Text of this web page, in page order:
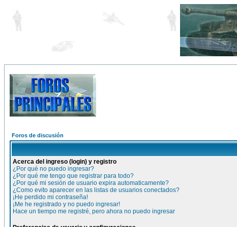
Foros de discusión
Acerca del ingreso (login) y registro
¿Por qué no puedo ingresar?
¿Por qué me tengo que registrar para todo?
¿Por qué mi sesión de usuario expira automaticamente?
¿Como evito aparecer en las listas de usuarios conectados?
¡He perdido mi contraseña!
¡Me he registrado y no puedo ingresar!
Hace un tiempo me registré, pero ahora no puedo ingresar